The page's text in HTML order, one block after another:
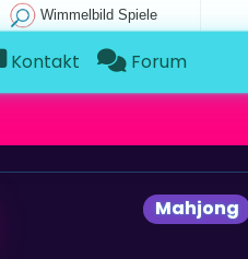
Wimmelbild Spiele
Kontakt Forum
Mahjong